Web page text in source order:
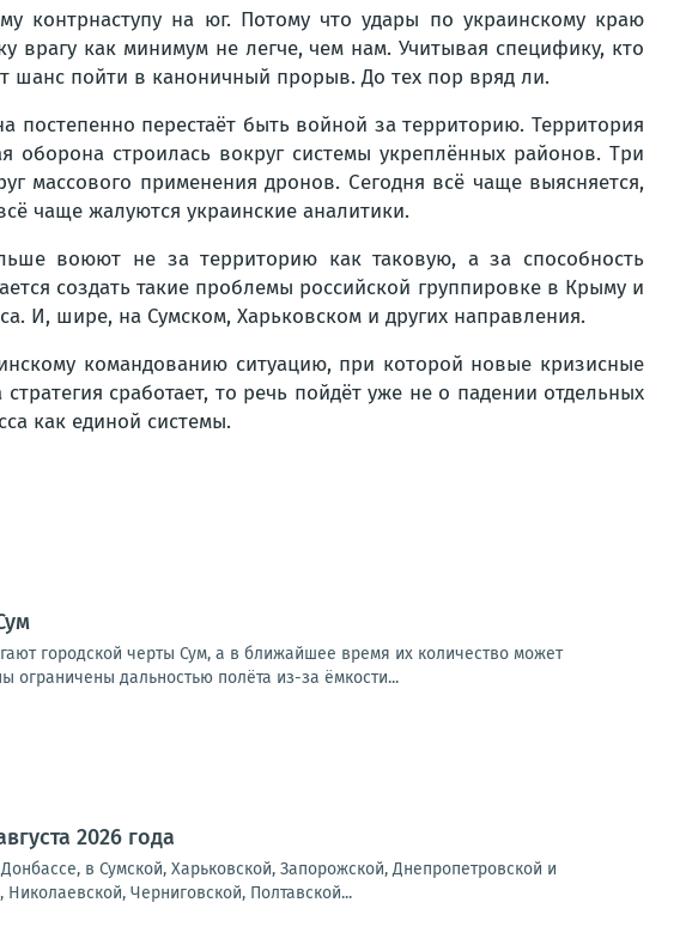
контрнаступу на юг. Потому что удары по украинскому краю
как минимум не легче, чем нам. Учитывая специфику, кто
шанс пойти в каноничный прорыв. До тех пор вряд ли.
постепенно перестаёт быть войной за территорию. Территория
оборона строилась вокруг системы укреплённых районов. Три
массового применения дронов. Сегодня всё чаще выясняется,
чаще жалуются украинские аналитики.
воюют не за территорию как таковую, а за способность
создать такие проблемы российской группировке в Крыму и
И, шире, на Сумском, Харьковском и других направления.
командованию ситуацию, при которой новые кризисные
сработает, то речь пойдёт уже не о падении отдельных
как единой системы.
городской черты Сум, а в ближайшее время их количество может
ограничены дальностью полёта из-за ёмкости...
2026 года
в Сумской, Харьковской, Запорожской, Днепропетровской и
Черниговской, Полтавской...